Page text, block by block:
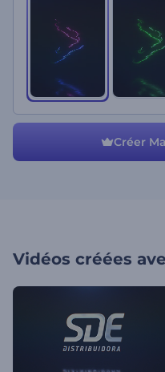
Créer
Vidéos créées